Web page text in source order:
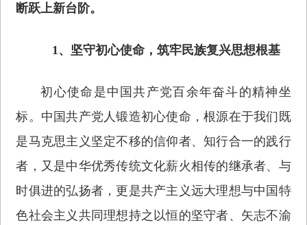
断跃上新台阶。
1、坚守初心使命，筑牢民族复兴思想根基
初心使命是中国共产党百余年奋斗的精神坐
标。中国共产党人锻造初心使命，根源在于我们既
是马克思主义坚定不移的信仰者、知行合一的践行
者，又是中华优秀传统文化薪火相传的继承者、与
时俱进的弘扬者，更是共产主义远大理想与中国特
色社会主义共同理想持之以恒的坚守者、矢志不渝